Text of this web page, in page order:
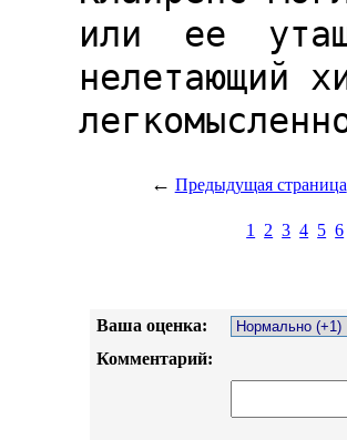
← Предыдущая страница
1 2 3 4 5 6
Ваша оценка:
Комментарий: